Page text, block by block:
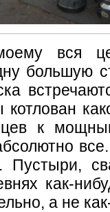
вся
большую
к
Пустыри,
как-
а не